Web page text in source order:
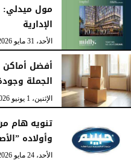
مول ميدلي:
الإدارية
الأحد، 31 مايو 2026
أفضل أماكن
الجملة وجودة عالية
الإثنين، 1 يونيو 2026
تنويه هام
وأولاده
الأحد، 24 مايو 2026